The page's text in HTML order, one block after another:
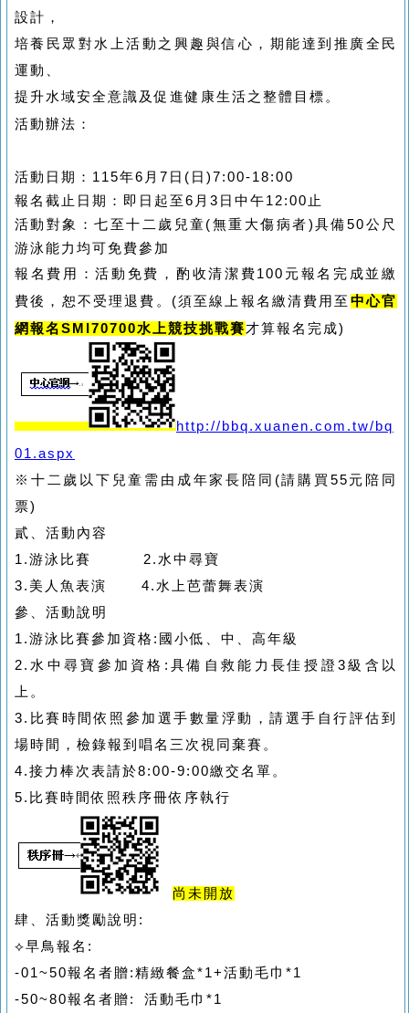
設計，
培養民眾對水上活動之興趣與信心，期能達到推廣全民
運動、
提升水域安全意識及促進健康生活之整體目標。
活動辦法：
活動日期：115年6月7日(日)7:00-18:00
報名截止日期：即日起至6月3日中午12:00止
活動對象：七至十二歲兒童(無重大傷病者)具備50公尺
游泳能力均可免費參加
報名費用：活動免費，酌收清潔費100元報名完成並繳
費後，恕不受理退費。(須至線上報名繳清費用至 中心官
網報名SMI70700水上競技挑戰賽才算報名完成)
http://bbq.xuanen.com.tw/bq
01.aspx
※十二歲以下兒童需由成年家長陪同(請購買55元陪同
票)
貳、活動內容
1.游泳比賽 2.水中尋寶
3.美人魚表演 4.水上芭蕾舞表演
參、活動說明
1.游泳比賽參加資格:國小低、中、高年級
2.水中尋寶參加資格:具備自救能力長佳授證3級含以
上。
3.比賽時間依照參加選手數量浮動，請選手自行評估到
場時間，檢錄報到唱名三次視同棄賽。
4.接力棒次表請於8:00-9:00繳交名單。
5.比賽時間依照秩序冊依序執行
尚未開放
肆、活動獎勵說明:
⟡早鳥報名:
-01~50報名者贈:精緻餐盒*1+活動毛巾*1
-50~80報名者贈: 活動毛巾*1